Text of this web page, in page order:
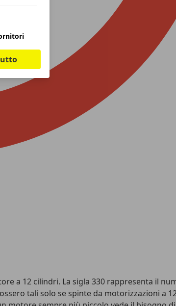
a 12 cilindri. La sigla 330 rappresenta il
tali solo se spinte da motorizzazioni a